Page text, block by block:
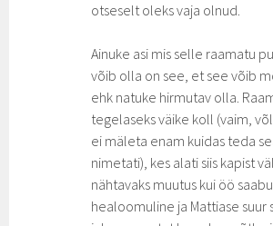
otseselt oleks vaja olnud.
Ainuke asi mis selle raamatu
võib olla on see, et see võib
ehk natuke hirmutav olla.
tegelaseks väike koll (vaim,
ei mäleta enam kuidas teda
nimetati), kes alati siis kapist
nähtavaks muutus kui öö
healoomuline ja Mattiase suur